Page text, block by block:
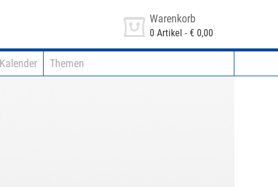
Warenkorb
0 Artikel - € 0,00
Kalender Themen